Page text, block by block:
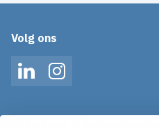
Volg ons
LinkedInInstagram